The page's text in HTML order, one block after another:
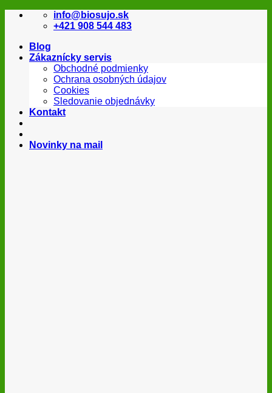
Skip
info@biosujo.sk
+421 908 544 483
Blog
Zákaznícky servis
Obchodné podmienky
Ochrana osobných údajov
Cookies
Sledovanie objednávky
Kontakt
Novinky na mail